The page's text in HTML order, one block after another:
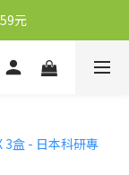
元
運優惠